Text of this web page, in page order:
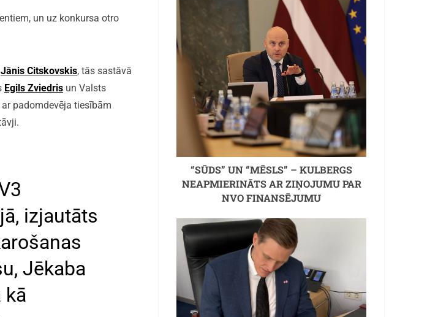
un uz konkursa otro
Jānis Citskovskis, tās sastāvā
Egils Zviedris un Valsts
padomdevēja tiesībām
izjautāts
Jēkaba
kā
“SŪDS” UN “MĒSLS” – KULBERGS
NEAPMIERINĀTS AR ZIŅOJUMU PAR
NVO FINANSĒJUMU